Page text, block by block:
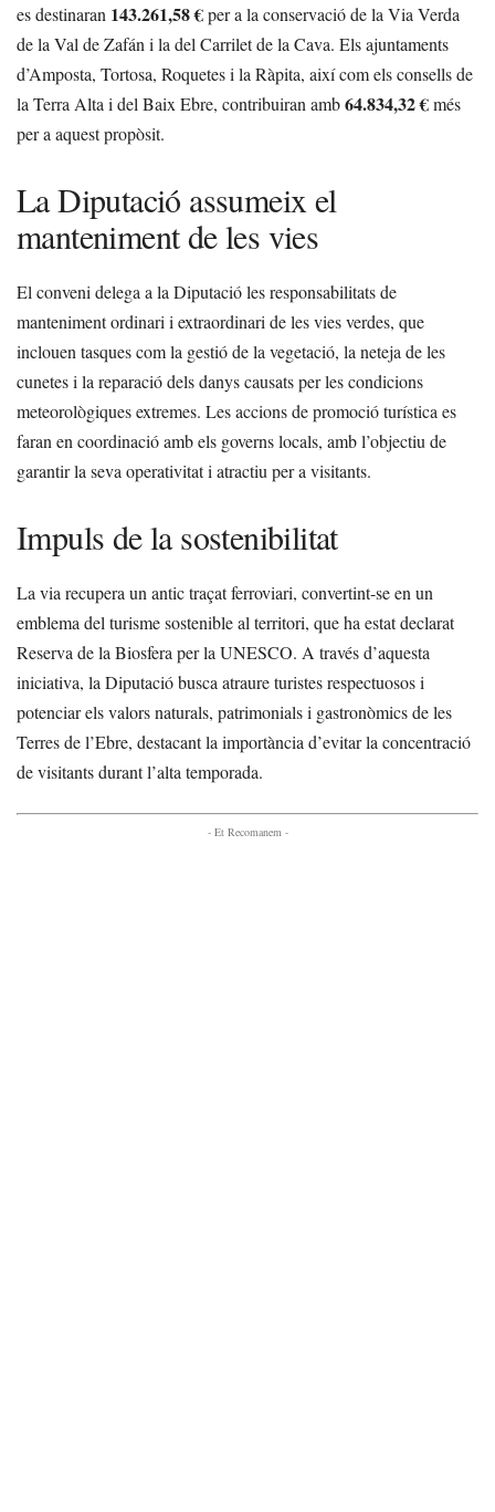
es destinaran 143.261,58 €per a la conservació de la Via Verda
de la Val de Zafán i la del Carrilet de la Cava. Els ajuntaments
d’Amposta, Tortosa, Roquetes i la Ràpita, així com els consells de
la Terra Alta i del Baix Ebre, contribuiran amb64.834,32 €més
per a aquest propòsit.
La Diputació assumeix el
manteniment de les vies
El conveni delega a la Diputació les responsabilitats de
manteniment ordinari i extraordinari de les vies verdes, que
inclouen tasques com la gestió de la vegetació, la neteja de les
cunetes i la reparació dels danys causats per les condicions
meteorològiques extremes. Les accions de promoció turística es
faran en coordinació amb els governs locals, amb l’objectiu de
garantir la seva operativitat i atractiu per a visitants.
Impuls de la sostenibilitat
La via recupera un antic traçat ferroviari, convertint-se en un
emblema del turisme sostenible al territori, que ha estat declarat
Reserva de la Biosfera per la UNESCO. A través d’aquesta
iniciativa, la Diputació busca atraure turistes respectuosos i
potenciar els valors naturals, patrimonials i gastronòmics de les
Terres de l’Ebre, destacant la importància d’evitar la concentració
de visitants durant l’alta temporada.
- Et Recomanem -